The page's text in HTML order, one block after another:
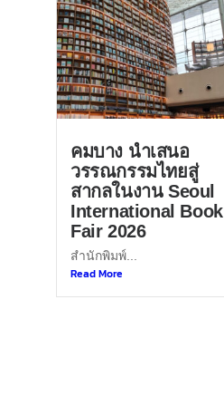
คมบาง นำเสนอ
วรรณกรรมไทยสู่
สากลในงาน Seoul
International Book
Fair 2026
สำนักพิมพ์...
Read More